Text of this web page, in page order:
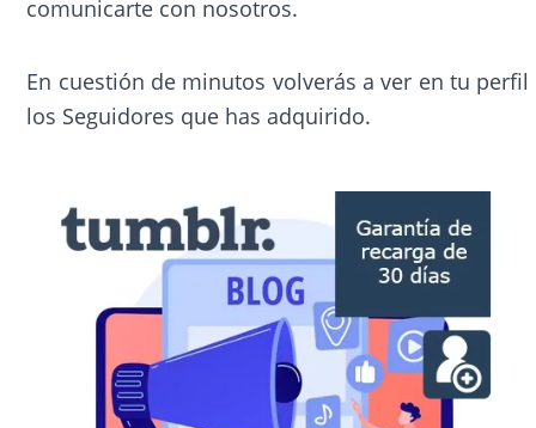
comunicarte con nosotros.
En cuestión de minutos volverás a ver en tu perfil
los Seguidores que has adquirido.